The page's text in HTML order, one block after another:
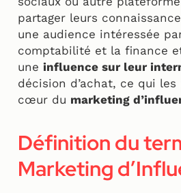
partager leurs
une audience intéressée
comptabilité et la finance
une influence sur leur
décision d’achat, ce qui
cœur du marketing
Définition du
Marketing